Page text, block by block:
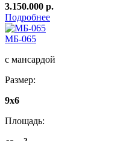
3.150.000 р.
Подробнее
МБ-065
с мансардой
Размер:
9x6
Площадь: